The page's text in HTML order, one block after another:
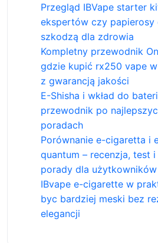
Przegląd IBVape starter
ekspertów czy papierosy
szkodzą dla zdrowia
Kompletny przewodnik
gdzie kupić rx250 vape
z gwarancją jakości
E-Shisha i wkład do
przewodnik po
poradach
Porównanie e-cigaretta i
quantum – recenzja, test
porady dla użytkowników
IBvape e-cigarette w
byc bardziej meski bez
elegancji